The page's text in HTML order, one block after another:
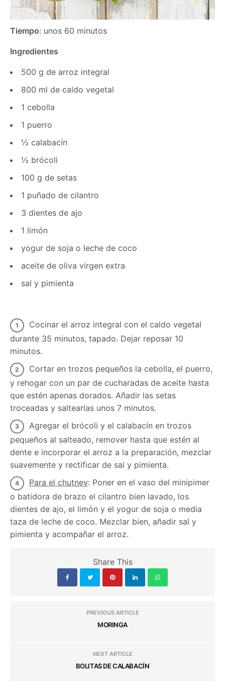
Tiempo: unos 60 minutos
Ingredientes
500 g de arroz integral
800 ml de caldo vegetal
1 cebolla
1 puerro
½ calabacín
½ brócoli
100 g de setas
1 puñado de cilantro
3 dientes de ajo
1 limón
yogur de soja o leche de coco
aceite de oliva virgen extra
sal y pimienta
Cocinar el arroz integral con el caldo vegetal
durante 35 minutos, tapado. Dejar reposar 10
minutos.
Cortar en trozos pequeños la cebolla, el puerro,
y rehogar con un par de cucharadas de aceite hasta
que estén apenas dorados. Añadir las setas
troceadas y saltearlas unos 7 minutos.
Agregar el brócoli y el calabacín en trozos
pequeños al salteado, remover hasta que estén al
dente e incorporar el arroz a la preparación, mezclar
suavemente y rectificar de sal y pimienta.
Para el chutney: Poner en el vaso del minipimer
o batidora de brazo el cilantro bien lavado, los
dientes de ajo, el limón y el yogur de soja o media
taza de leche de coco. Mezclar bien, añadir sal y
pimienta y acompañar el arroz.
Share This
PREVIOUS ARTICLE
MORINGA
NEXT ARTICLE
BOLITAS DE CALABACÍN